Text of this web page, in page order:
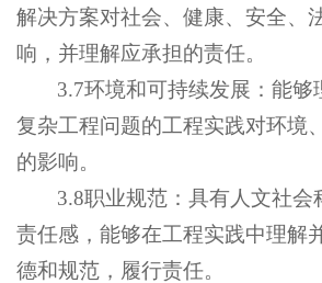
解决方案对社会、健康、安全、
响，并理解应承担的责任。
3.7环境和可持续发展：能够
复杂工程问题的工程实践对环境
的影响。
3.8职业规范：具有人文社会
责任感，能够在工程实践中理解
德和规范，履行责任。